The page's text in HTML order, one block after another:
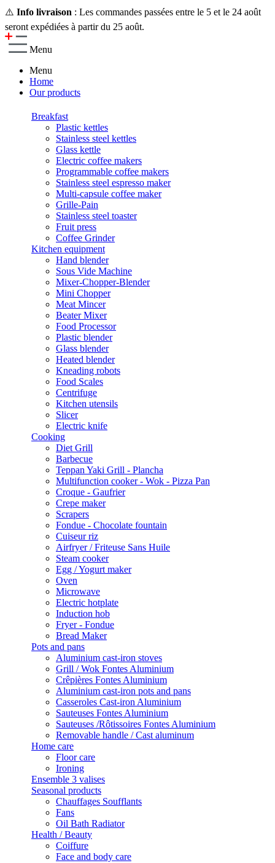
⚠️ Info livraison : Les commandes passées entre le 5 et le 24 août
seront expédiées à partir du 25 août.
Menu
Menu
Home
Our products
Breakfast
Plastic kettles
Stainless steel kettles
Glass kettle
Electric coffee makers
Programmable coffee makers
Stainless steel espresso maker
Multi-capsule coffee maker
Grille-Pain
Stainless steel toaster
Fruit press
Coffee Grinder
Kitchen equipment
Hand blender
Sous Vide Machine
Mixer-Chopper-Blender
Mini Chopper
Meat Mincer
Beater Mixer
Food Processor
Plastic blender
Glass blender
Heated blender
Kneading robots
Food Scales
Centrifuge
Kitchen utensils
Slicer
Electric knife
Cooking
Diet Grill
Barbecue
Teppan Yaki Grill - Plancha
Multifunction cooker - Wok - Pizza Pan
Croque - Gaufrier
Crepe maker
Scrapers
Fondue - Chocolate fountain
Cuiseur riz
Airfryer / Friteuse Sans Huile
Steam cooker
Egg / Yogurt maker
Oven
Microwave
Electric hotplate
Induction hob
Fryer - Fondue
Bread Maker
Pots and pans
Aluminium cast-iron stoves
Grill / Wok Fontes Aluminium
Crêpières Fontes Aluminium
Aluminium cast-iron pots and pans
Casseroles Cast-iron Aluminium
Sauteuses Fontes Aluminium
Sauteuses /Rôtissoires Fontes Aluminium
Removable handle / Cast aluminum
Home care
Floor care
Ironing
Ensemble 3 valises
Seasonal products
Chauffages Soufflants
Fans
Oil Bath Radiator
Health / Beauty
Coiffure
Face and body care